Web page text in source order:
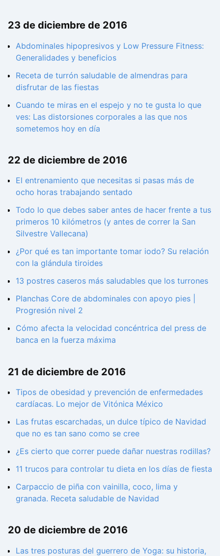
23 de diciembre de 2016
Abdominales hipopresivos y Low Pressure Fitness:
Generalidades y beneficios
Receta de turrón saludable de almendras para
disfrutar de las fiestas
Cuando te miras en el espejo y no te gusta lo que
ves: Las distorsiones corporales a las que nos
sometemos hoy en día
22 de diciembre de 2016
El entrenamiento que necesitas si pasas más de
ocho horas trabajando sentado
Todo lo que debes saber antes de hacer frente a tus
primeros 10 kilómetros (y antes de correr la San
Silvestre Vallecana)
¿Por qué es tan importante tomar iodo? Su relación
con la glándula tiroides
13 postres caseros más saludables que los turrones
Planchas Core de abdominales con apoyo pies |
Progresión nivel 2
Cómo afecta la velocidad concéntrica del press de
banca en la fuerza máxima
21 de diciembre de 2016
Tipos de obesidad y prevención de enfermedades
cardíacas. Lo mejor de Vitónica México
Las frutas escarchadas, un dulce típico de Navidad
que no es tan sano como se cree
¿Es cierto que correr puede dañar nuestras rodillas?
11 trucos para controlar tu dieta en los días de fiesta
Carpaccio de piña con vainilla, coco, lima y
granada. Receta saludable de Navidad
20 de diciembre de 2016
Las tres posturas del guerrero de Yoga: su historia,